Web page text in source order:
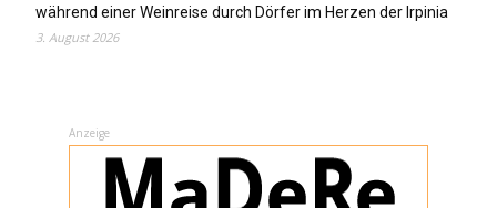
während einer Weinreise durch Dörfer im Herzen der Irpinia
3. August 2026
Anzeige